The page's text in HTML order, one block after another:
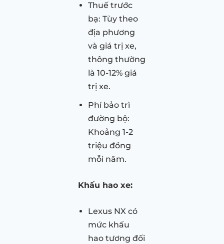
Thuế trước
bạ: Tùy theo
địa phương
và giá trị xe,
thông thường
là 10-12% giá
trị xe.
Phí bảo trì
đường bộ:
Khoảng 1-2
triệu đồng
mỗi năm.
Khấu hao xe:
Lexus NX có
mức khấu
hao tương đối